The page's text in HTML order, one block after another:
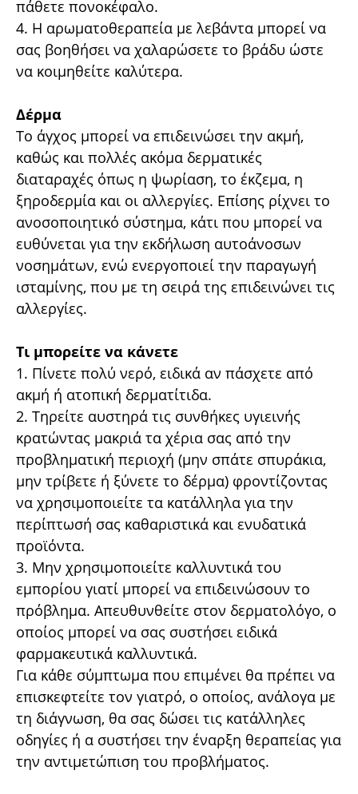
πάθετε πονοκέφαλο.
4. Η αρωµατοθεραπεία µε λεβάντα µπορεί να
σας βοηθήσει να χαλαρώσετε το βράδυ ώστε
να κοιµηθείτε καλύτερα.
∆έρµα
Το άγχος µπορεί να επιδεινώσει την ακµή,
καθώς και πολλές ακόµα δερµατικές
διαταραχές όπως η ψωρίαση, το έκζεµα, η
ξηροδερµία και οι αλλεργίες. Επίσης ρίχνει το
ανοσοποιητικό σύστηµα, κάτι που µπορεί να
ευθύνεται για την εκδήλωση αυτοάνοσων
νοσηµάτων, ενώ ενεργοποιεί την παραγωγή
ισταµίνης, που µε τη σειρά της επιδεινώνει τις
αλλεργίες.
Τι µπορείτε να κάνετε
1. Πίνετε πολύ νερό, ειδικά αν πάσχετε από
ακµή ή ατοπική δερµατίτιδα.
2. Τηρείτε αυστηρά τις συνθήκες υγιεινής
κρατώντας µακριά τα χέρια σας από την
προβληµατική περιοχή (µην σπάτε σπυράκια,
µην τρίβετε ή ξύνετε το δέρµα) φροντίζοντας
να χρησιµοποιείτε τα κατάλληλα για την
περίπτωσή σας καθαριστικά και ενυδατικά
προϊόντα.
3. Μην χρησιµοποιείτε καλλυντικά του
εµπορίου γιατί µπορεί να επιδεινώσουν το
πρόβληµα. Απευθυνθείτε στον δερµατολόγο, ο
οποίος µπορεί να σας συστήσει ειδικά
φαρµακευτικά καλλυντικά.
Για κάθε σύµπτωµα που επιµένει θα πρέπει να
επισκεφτείτε τον γιατρό, ο οποίος, ανάλογα µε
τη διάγνωση, θα σας δώσει τις κατάλληλες
οδηγίες ή α συστήσει την έναρξη θεραπείας για
την αντιµετώπιση του προβλήµατος.